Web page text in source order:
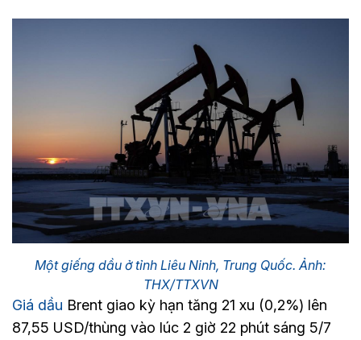
Một giếng dầu ở tỉnh Liêu Ninh, Trung Quốc. Ảnh:
THX/TTXVN
Giá dầu Brent giao kỳ hạn tăng 21 xu (0,2%) lên
87,55 USD/thùng vào lúc 2 giờ 22 phút sáng 5/7